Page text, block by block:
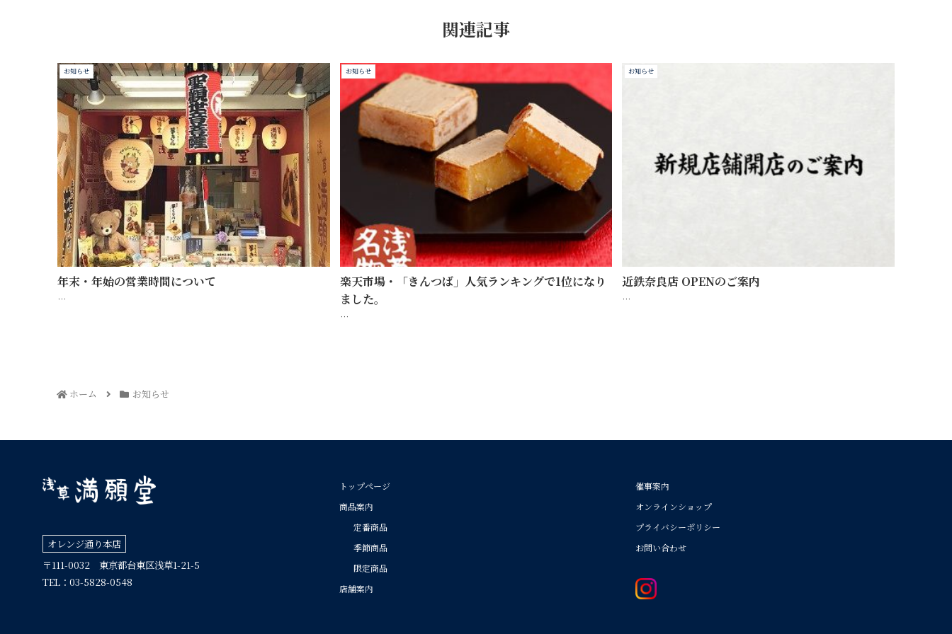
関連記事
お知らせ
年末・年始の営業時間について
…
お知らせ
楽天市場・「きんつば」人気ランキングで1位になり
ました。
…
お知らせ
近鉄奈良店 OPENのご案内
…
ホーム お知らせ
オレンジ通り本店
〒111-0032 東京都台東区浅草1-21-5
TEL：03-5828-0548
トップぺージ
商品案内
定番商品
季節商品
限定商品
店舗案内
催事案内
オンラインショップ
プライバシーポリシー
お問い合わせ